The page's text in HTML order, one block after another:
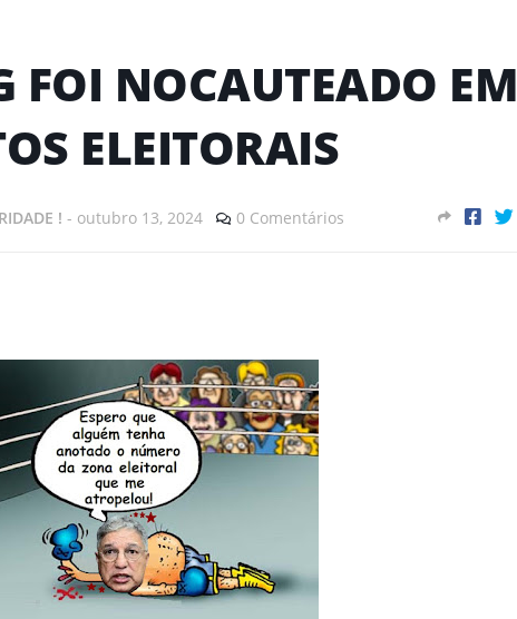
FOI NOCAUTEADO EM
ELEITORAIS
! - outubro 13, 2024 0 Comentários